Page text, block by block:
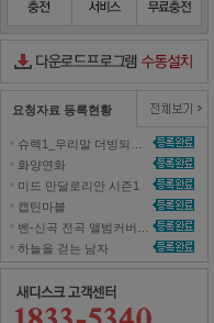
요청자료 등록현황
화양연화
미드 만달로리안 시즌1
캡틴마블
하늘을 걷는 남자